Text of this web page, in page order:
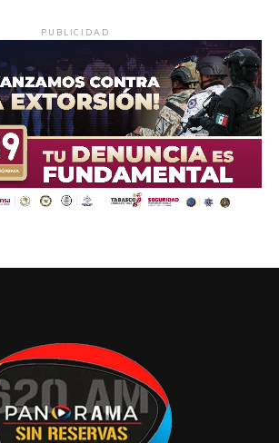
precisión y en menor tiempo.
PUBLICIDAD